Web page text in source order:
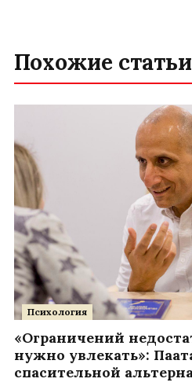
Похожие статьи
Психология
«Ограничений
нужно увлекать»:
спасительной